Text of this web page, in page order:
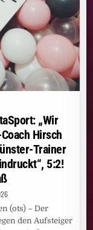
P
B
„Wir
Hirsch
Trainer
5:2!
(ots) – Der
den Aufsteiger